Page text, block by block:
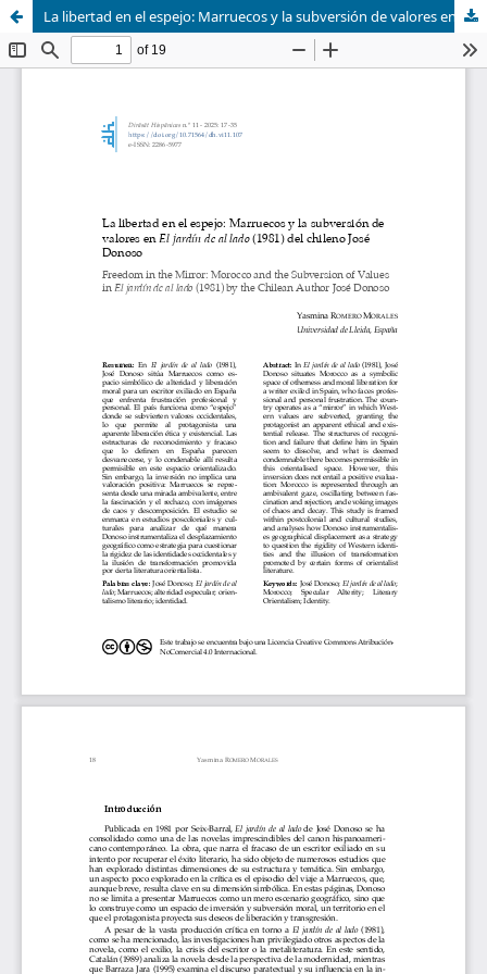
La libertad en el espejo: Marruecos y la subversión de valores en El jardín de al lado (1981) del chileno José Donoso